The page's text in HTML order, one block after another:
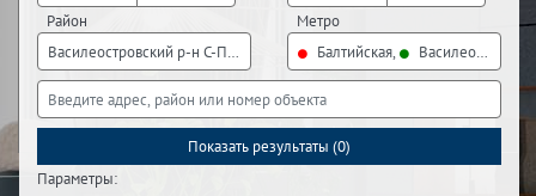
Район
Василеостровский р-н С-Пб, Выборгский р-н С-Пб, Калининский р-н
Метро
Балтийская,
Показать результаты (0)
Параметры: